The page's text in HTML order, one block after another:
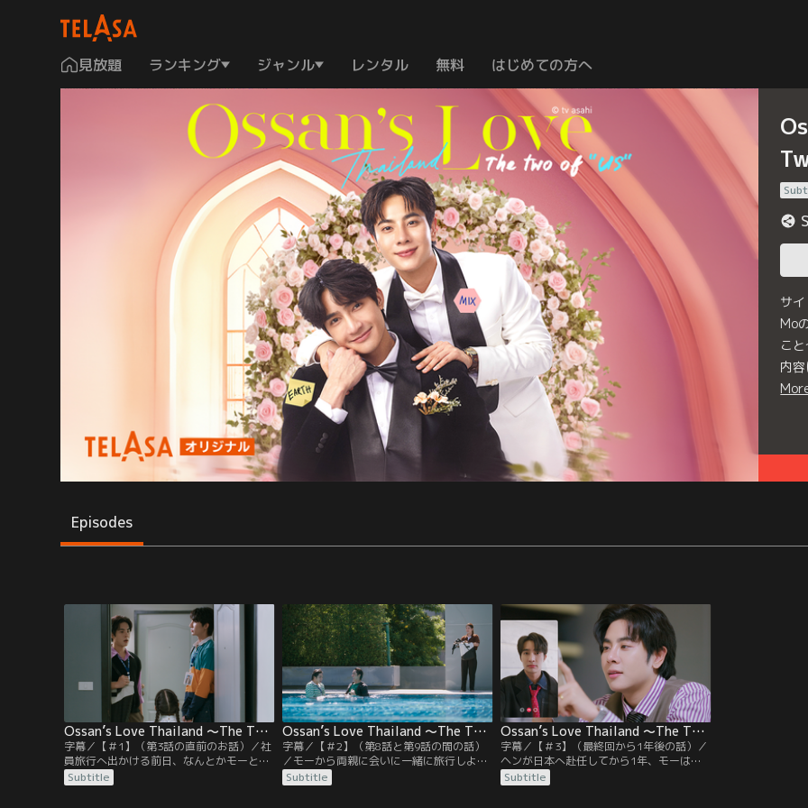
見放題 ランキング ジャンル レンタル 無料 はじめての方へ
サ
Mo
こ
内
Episodes
Ossan’s Love Thailand ～The Two of Us～ 第01話／字幕
字幕／【＃1】（第3話の直前のお話）／社
員旅行へ出かける前日、なんとかモーと仲
直りしたいヘンだが、モーは相手にしてく
れない。そんな中、二人は家賃滞納中の賃
Subtitle
Ossan’s Love Thailand ～The Two of Us～ 第02話／字幕
字幕／【＃2】（第8話と第9話の間の話）
／モーから両親に会いに一緒に旅行しよう
と言われたヘンは、どうにも覚悟ができな
い。コンドミニアムの見学に行った二人
Subtitle
Ossan’s Love Thailand ～The Two of Us～ 第03話／字幕
字幕／【＃3】（最終回から1年後の話）／
ヘンが日本へ赴任してから1年、モーは一
人コンドミニアムの部屋で暮らしていた。
まもなくやってくるモーの誕生日に帰国で
Subtitle